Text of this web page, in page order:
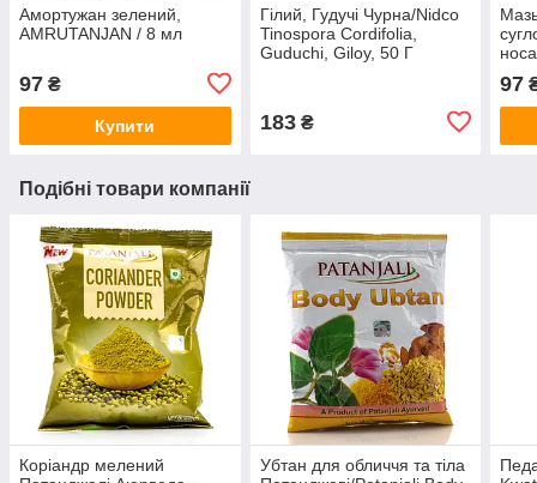
Амортужан зелений,
AMRUTANJAN / 8 мл
97 ₴
Купити
Гілий, Гудучі Чурна/Nidco
Tinospora Cordifolia,
Guduchi, Giloy, 50 Г
183₴
97
Подібні товари компанії
Коріандр мелений
Убтан для обличчя та тіла